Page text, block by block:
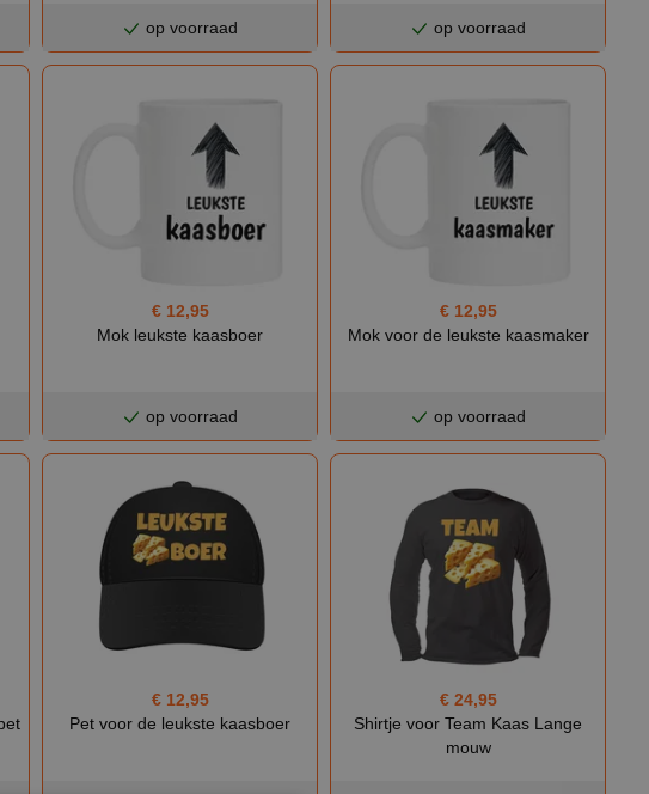
op voorraad op voorraad
€ 12,95
Mok leukste kaasboer
op voorraad
€ 12,95
Mok voor de leukste kaasmaker
op voorraad
€ 12,95
Pet voor de leukste kaasboer
€ 24,95
Shirtje voor Team Kaas Lange
mouw